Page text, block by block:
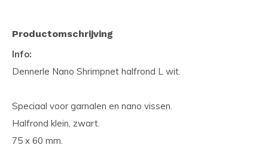
Productomschrijving
Info:
Dennerle Nano Shrimpnet halfrond L wit.
Speciaal voor garnalen en nano vissen.
Halfrond klein, zwart.
75 x 60 mm.